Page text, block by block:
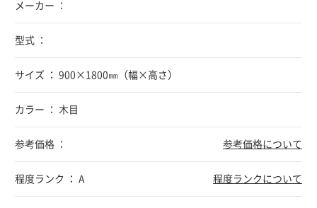
メーカー ：
型式 ：
サイズ ： 900×1800㎜（幅×高さ）
カラー ： 木目
参考価格 ： 参考価格について
程度ランク ： A 程度ランクについて